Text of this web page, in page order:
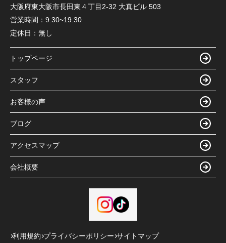
大阪府東大阪市長田東４丁目2-32 大真ビル 503
営業時間： 9:30~19:30
定休日： 無し
トップページ
スタッフ
お客様の声
ブログ
アクセスマップ
会社概要
利用規約 プライバシーポリシー サイトマップ